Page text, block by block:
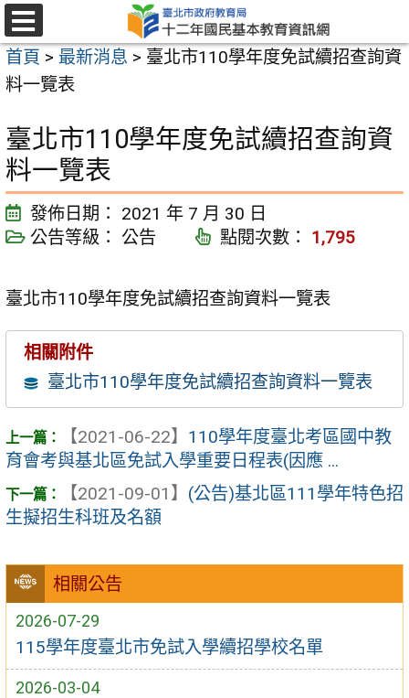
跳
至
主
要
內
容
區
選
單
首頁 > 最新消息 > 臺北市110學年度免試續招查詢資
料一覽表
相關公告
2026-07-29
115學年度臺北市免試入學續招學校名單
2026-03-04
臺北市110學年度免試續招查詢資
料一覽表
發佈日期：
2021 年 7 月 30 日
公告等級：
公告 點閱次數： 1,795
臺北市110學年度免試續招查詢資料一覽表
相關附件
臺北市110學年度免試續招查詢資料一覽表
【2021-06-22】 110學年度臺北考區國中教
育會考與基北區免試入學重要日程表(因應 ...
【2021-09-01】 (公告)基北區111學年特色招
生擬招生科班及名額